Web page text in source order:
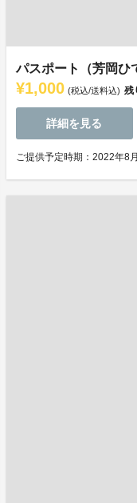
パスポート（芳岡ひ
¥1,000 (税込/送料込) 残
詳細を見る
ご提供予定時期：2022年8